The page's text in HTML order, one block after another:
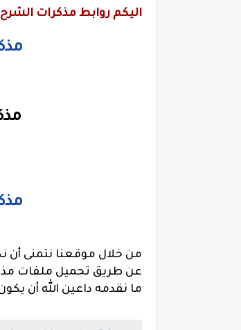
اليكم روابط مذكرات
من خلال موقعنا نتمنى أن
عن طريق تحميل ملفات
ما نقدمه داعين الله أن